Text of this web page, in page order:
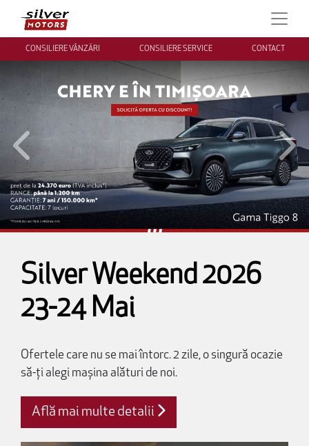
CONSILIERE VÂNZĂRI CONSILIERE SERVICE CONTACT
Inapoi
Silver Weekend 2026
23-24 Mai
Ofertele care nu se mai întorc. 2 zile, o singură ocazie
să-ți alegi mașina alături de noi.
Află mai multe detalii